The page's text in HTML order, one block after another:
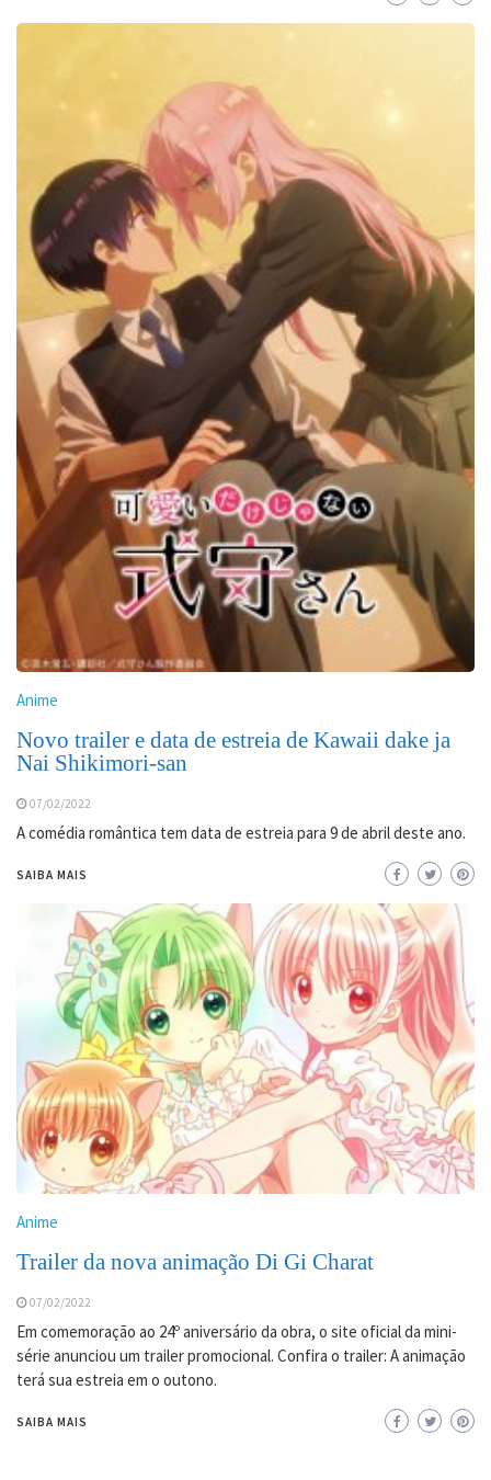
Anime
Novo trailer e data de estreia de Kawaii dake ja
Nai Shikimori-san
07/02/2022
A comédia romântica tem data de estreia para 9 de abril deste ano.
SAIBA MAIS
Anime
Trailer da nova animação Di Gi Charat
07/02/2022
Em comemoração ao 24º aniversário da obra, o site oficial da mini-
série anunciou um trailer promocional. Confira o trailer: A animação
terá sua estreia em o outono.
SAIBA MAIS